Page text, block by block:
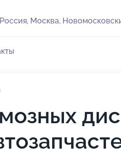
Россия, Москва,